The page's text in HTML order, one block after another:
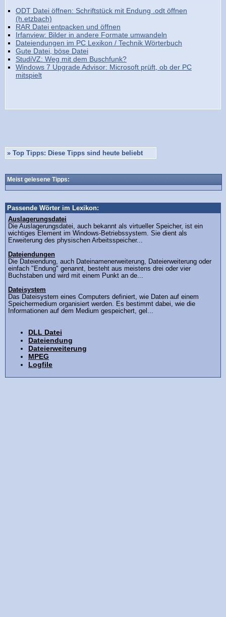
ODT Datei öffnen: Schriftstück mit Endung .odt öffnen
(h.etzbach)
RAR Datei entpacken und öffnen
Irfanview: Bilder in andere Formate umwandeln
Dateiendungen im PC Lexikon / Technik Wörterbuch
Gute Datei, böse Datei
StudiVZ: Weg mit dem Buschfunk?
Windows 7 Upgrade Advisor: Microsoft prüft, ob der PC
mitspielt
» Top Tipps: Diese Tipps sind heute beliebt
Meist gelesene Tipps:
Passende Wörter im Lexikon:
Auslagerungsdatei
Die Auslagerungsdatei, auch bekannt als virtueller Speicher, ist ein
wichtiges Element im Windows-Betriebssystem. Sie dient als
Erweiterung des physischen Arbeitsspeicher...
Dateiendungen
Die Dateiendung, auch Dateinamenerweiterung, Dateierweiterung oder
einfach "Endung" genannt, besteht aus meistens drei oder vier
Buchstaben und wird mit einem Punkt an de...
Dateisystem
Das Dateisystem eines Computers definiert, wie Daten auf einem
Speichermedium organisiert werden. Es bestimmt dabei, wie die
Informationen auf dem Medium gespeichert, gel...
DLL Datei
Dateiendung
Dateierweiterung
MPEG
Logfile